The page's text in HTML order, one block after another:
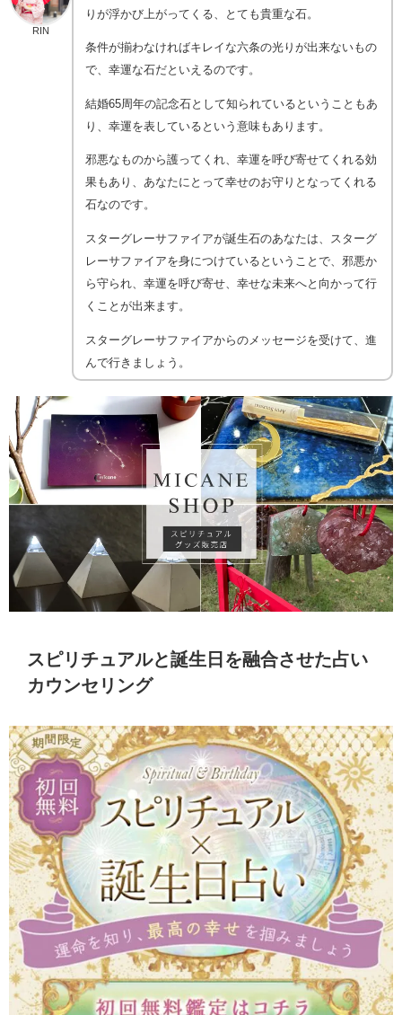
RIN
りが浮かび上がってくる、とても貴重な石。
条件が揃わなければキレイな六条の光りが出来ないもの
で、幸運な石だといえるのです。
結婚65周年の記念石として知られているということもあ
り、幸運を表しているという意味もあります。
邪悪なものから護ってくれ、幸運を呼び寄せてくれる効
果もあり、あなたにとって幸せのお守りとなってくれる
石なのです。
スターグレーサファイアが誕生石のあなたは、スターグ
レーサファイアを身につけているということで、邪悪か
ら守られ、幸運を呼び寄せ、幸せな未来へと向かって行
くことが出来ます。
スターグレーサファイアからのメッセージを受けて、進
んで行きましょう。
スピリチュアルと誕生日を融合させた占い
カウンセリング